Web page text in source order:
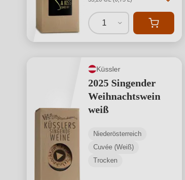
1
Küssler
2025 Singender
Weihnachtswein
weiß
Niederösterreich
Cuvée (Weiß)
Trocken